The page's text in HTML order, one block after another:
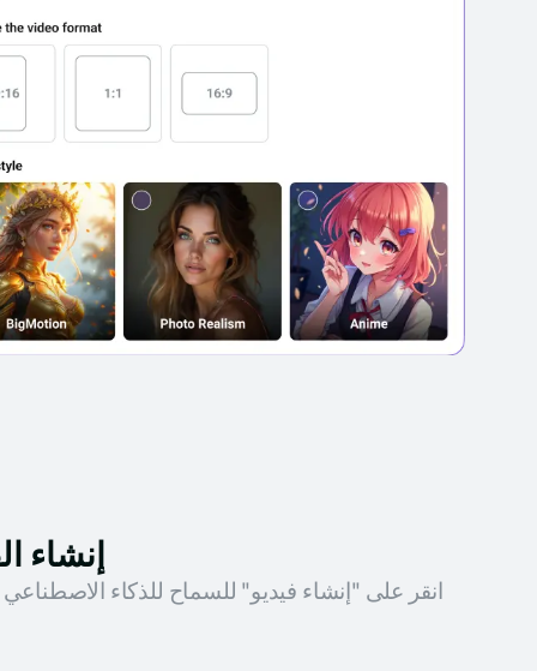
إنشاء
انقر على "إنشاء فيديو" للسماح للذكاء